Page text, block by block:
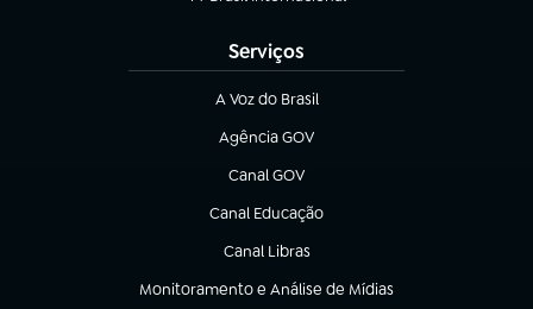
Serviços
A Voz do Brasil
(abre em nova aba)
Agência GOV
(abre em nova aba)
Canal GOV
(abre em nova aba)
Canal Educação
(abre em nova aba)
Canal Libras
(abre em nova aba)
Monitoramento e Análise de Mídias
(abre em nova aba)